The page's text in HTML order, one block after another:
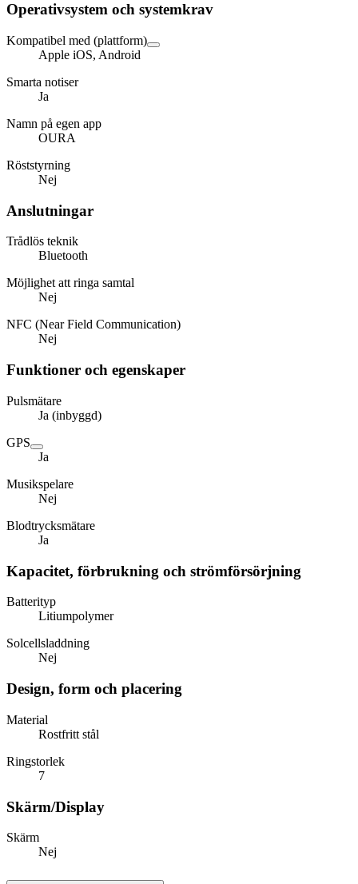
Operativsystem och systemkrav
Kompatibel med (plattform)
Apple iOS, Android
Smarta notiser
Ja
Namn på egen app
OURA
Röststyrning
Nej
Anslutningar
Trådlös teknik
Bluetooth
Möjlighet att ringa samtal
Nej
NFC (Near Field Communication)
Nej
Funktioner och egenskaper
Pulsmätare
Ja (inbyggd)
GPS
Ja
Musikspelare
Nej
Blodtrycksmätare
Ja
Kapacitet, förbrukning och strömförsörjning
Batterityp
Litiumpolymer
Solcellsladdning
Nej
Design, form och placering
Material
Rostfritt stål
Ringstorlek
7
Skärm/Display
Skärm
Nej